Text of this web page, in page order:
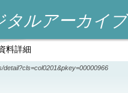
タルアーカイブ
料詳細